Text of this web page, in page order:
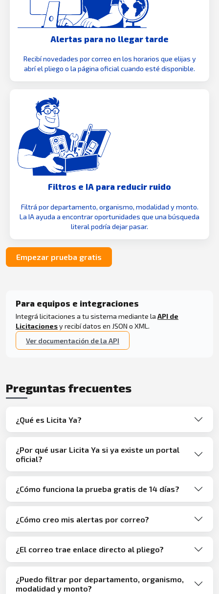
Alertas para no llegar tarde
Recibí novedades por correo en los horarios que elijas y
abrí el pliego o la página oficial cuando esté disponible.
Filtros e IA para reducir ruido
Filtrá por departamento, organismo, modalidad y monto.
La IA ayuda a encontrar oportunidades que una búsqueda
literal podría dejar pasar.
Empezar prueba gratis
Para equipos e integraciones
Integrá licitaciones a tu sistema mediante la API de
Licitacionesy recibí datos en JSON o XML.
Ver documentación de la API
Preguntas frecuentes
¿Qué es Licita Ya?
¿Por qué usar Licita Ya si ya existe un portal
oficial?
¿Cómo funciona la prueba gratis de 14 días?
¿Cómo creo mis alertas por correo?
¿El correo trae enlace directo al pliego?
¿Puedo filtrar por departamento, organismo,
modalidad y monto?